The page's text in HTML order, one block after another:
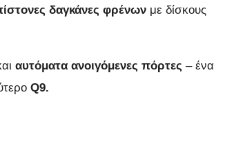
δαγκάνες φρένων με δίσκους
αυτόματα ανοιγόμενες πόρτες – ένα
Q9.